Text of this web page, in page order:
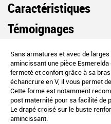
Caractéristiques
Témoignages
Sans armatures et avec de
amincissant une pièce
fermeté et confort grâce à sa
échancrure en V, il vous permet
Cette forme est notamment
post maternité pour sa facilité de
Le drapé croisé sur le buste
amincissant.